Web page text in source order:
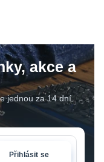
akce a
jednou za 14 dní.
Přihlásit se